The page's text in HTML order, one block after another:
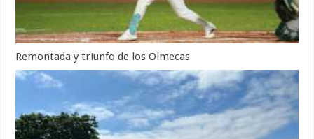
Remontada y triunfo de los Olmecas